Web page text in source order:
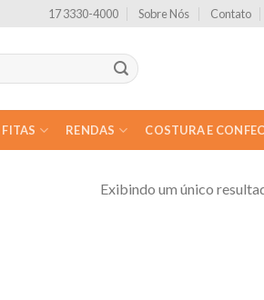
17 3330-4000 Sobre Nós Contato
FITAS RENDAS COSTURA E
Exibindo um único